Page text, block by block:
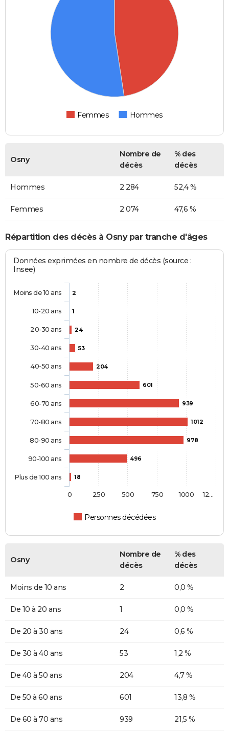
Femmes Hommes
Osny
Nombre de
décès
% des
décès
Hommes 2 284 52,4 %
Femmes 2 074 47,6 %
Répartition des décès à Osny par tranche d'âges
Données exprimées en nombre de décès (source :
Insee)
2
1
24
53
204
601
939
1012
978
496
18
Personnes décédées
Moins de 10 ans
10-20 ans
20-30 ans
30-40 ans
40-50 ans
50-60 ans
60-70 ans
70-80 ans
80-90 ans
90-100 ans
Plus de 100 ans
0 1000
250 500 750 12…
Osny
Nombre de
décès
% des
décès
Moins de 10 ans 2 0,0 %
De 10 à 20 ans 1 0,0 %
De 20 à 30 ans 24 0,6 %
De 30 à 40 ans 53 1,2 %
De 40 à 50 ans 204 4,7 %
De 50 à 60 ans 601 13,8 %
De 60 à 70 ans 939 21,5 %